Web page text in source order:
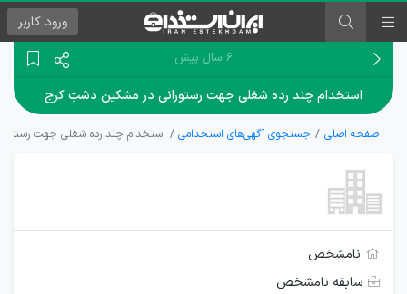
ورود کاربر
۶ سال پیش
استخدام چند رده شغلی جهت رستورانی در مشکین دشتِ کرج
صفحه اصلی جستجوی آگهی‌های استخدامی استخدام چند رده شغلی جهت
نامشخص
سابقه نامشخص